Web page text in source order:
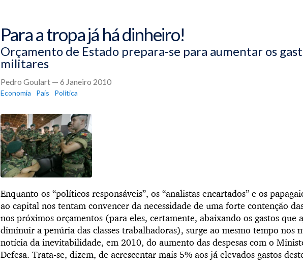
Para a tropa já há dinheiro!
Orçamento de Estado prepara-se para aumentar os
militares
Pedro Goulart — 6 Janeiro 2010
Economia País Política
Enquanto os “políticos responsáveis”, os “analistas encartados” e os
ao capital nos tentam convencer da necessidade de uma forte contenção
nos próximos orçamentos (para eles, certamente, abaixando os gastos que
diminuir a penúria das classes trabalhadoras), surge ao mesmo tempo nos
notícia da inevitabilidade, em 2010, do aumento das despesas com o
Defesa. Trata-se, dizem, de acrescentar mais 5% aos já elevados gastos